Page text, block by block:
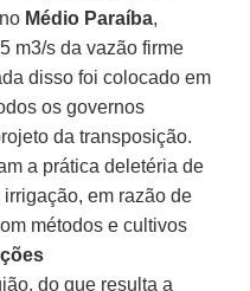
Médio Paraíba,
m3/s da vazão firme
disso foi colocado em
os governos
da transposição.
a prática deletéria de
em razão de
métodos e cultivos
do que resulta a